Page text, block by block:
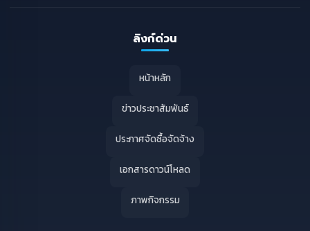
ลิงก์ด่วน
หน้าหลัก
ข่าวประชาสัมพันธ์
ประกาศจัดซื้อจัดจ้าง
เอกสารดาวน์โหลด
ภาพกิจกรรม